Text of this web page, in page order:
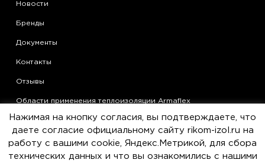
Новости
Бренды
Документы
Контакты
Отзывы
Области применения теплоизоляции Armaflex
Статьи
Политика конфиденциальности
Согласие на обработку персональных данных
Нажимая на кнопку согласия, вы подтверждаете, что
даете согласие официальному сайту rikom-izol.ru на
работу с вашими cookie, Яндекс.Метрикой, для сбора
технических данных и что вы ознакомились с нашими